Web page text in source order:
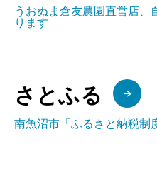
うおぬま倉友農園直営店、
ります
さとふる
南魚沼市「ふるさと納税制